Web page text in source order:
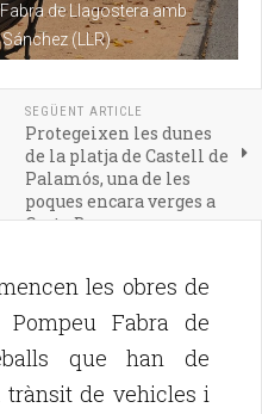
de Llagostera amb
(LLR)
SEGÜENT ARTICLE
Protegeixen les dunes
de la platja de Castell de
Palamós, una de les
poques encara verges a
Costa Brava
les obres de
Fabra de
que han de
de vehicles i